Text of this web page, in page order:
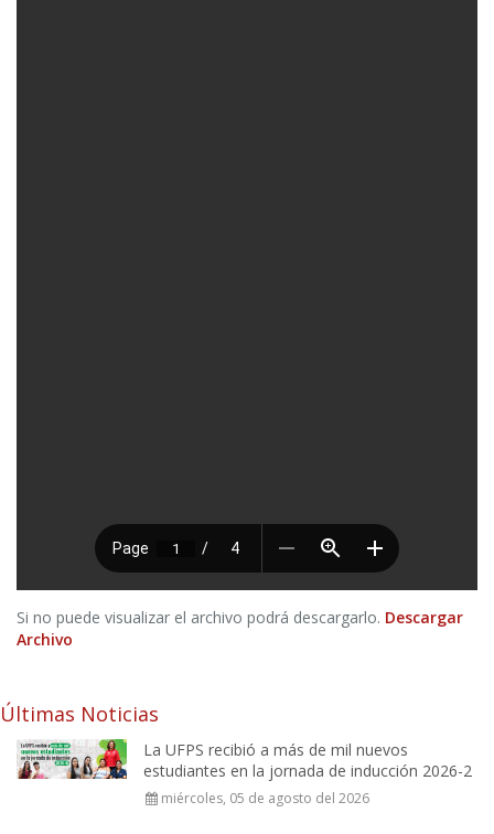
Si no puede visualizar el archivo podrá descargarlo. Descargar
Archivo
Últimas Noticias
La UFPS recibió a más de mil nuevos
estudiantes en la jornada de inducción 2026-2
miércoles, 05 de agosto del 2026